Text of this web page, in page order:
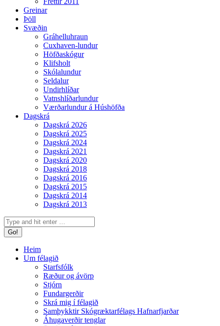
Greinar
Þöll
Svæðin
Gráhelluhraun
Cuxhaven-lundur
Höfðaskógur
Klifsholt
Skólalundur
Seldalur
Undirhlíðar
Vatnshlíðarlundur
Værðarlundur á Húshöfða
Dagskrá
Dagskrá 2026
Dagskrá 2025
Dagskrá 2024
Dagskrá 2021
Dagskrá 2020
Dagskrá 2018
Dagskrá 2016
Dagskrá 2015
Dagskrá 2014
Dagskrá 2013
Search:
Heim
Um félagið
Starfsfólk
Ræður og ávörp
Stjórn
Fundargerðir
Skrá mig í félagið
Samþykktir Skógræktarfélags Hafnarfjarðar
Áhugaverðir tenglar